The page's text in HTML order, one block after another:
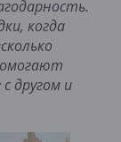
когда
другом и